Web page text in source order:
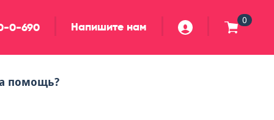
0-690 Напишите нам 0
помощь?